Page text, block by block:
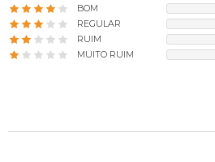
BOM
REGULAR
RUIM
MUITO RUIM